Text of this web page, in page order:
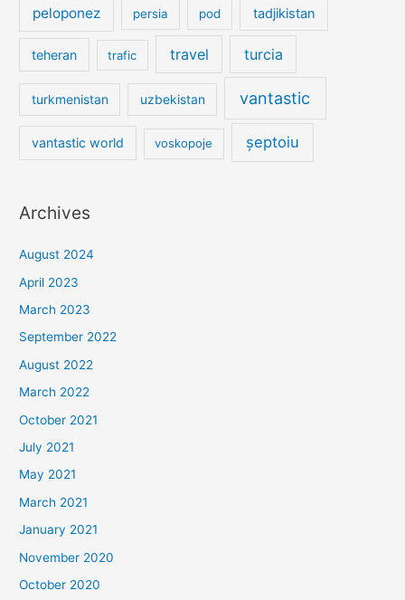
peloponez persia pod tadjikistan
teheran trafic travel turcia
turkmenistan uzbekistan vantastic
vantastic world voskopoje șeptoiu
Archives
August 2024
April 2023
March 2023
September 2022
August 2022
March 2022
October 2021
July 2021
May 2021
March 2021
January 2021
November 2020
October 2020